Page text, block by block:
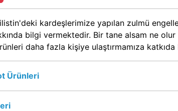
kardeşlerimize yapılan zulmü
bilgi vermektedir. Bir tane alsam ne
daha fazla kişiye ulaştırmamıza katkıda
Ürünleri